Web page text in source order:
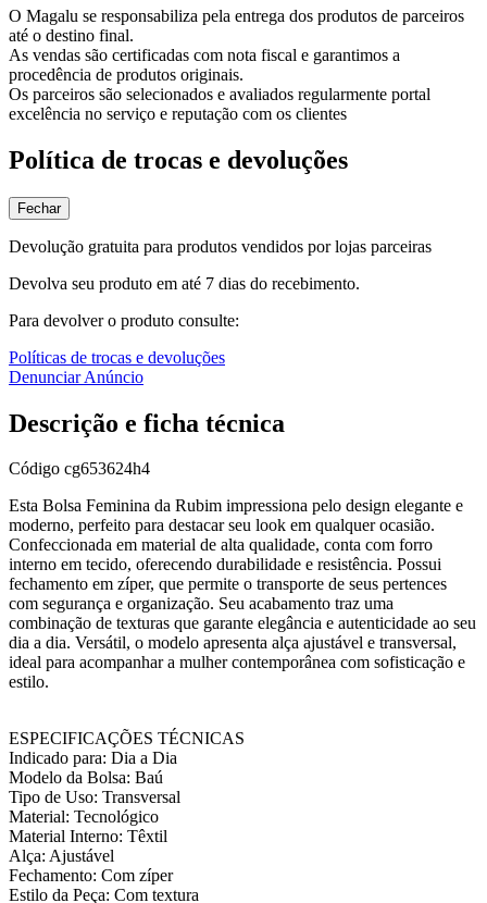
O Magalu se responsabiliza pela entrega dos produtos de parceiros
até o destino final.
As vendas são certificadas com nota fiscal e garantimos a
procedência de produtos originais.
Os parceiros são selecionados e avaliados regularmente portal
excelência no serviço e reputação com os clientes
Política de trocas e devoluções
Fechar
Devolução gratuita para produtos vendidos por lojas parceiras
Devolva seu produto em até 7 dias do recebimento.
Para devolver o produto consulte:
Políticas de trocas e devoluções
Denunciar Anúncio
Descrição e ficha técnica
Código cg653624h4
Esta Bolsa Feminina da Rubim impressiona pelo design elegante e
moderno, perfeito para destacar seu look em qualquer ocasião.
Confeccionada em material de alta qualidade, conta com forro
interno em tecido, oferecendo durabilidade e resistência. Possui
fechamento em zíper, que permite o transporte de seus pertences
com segurança e organização. Seu acabamento traz uma
combinação de texturas que garante elegância e autenticidade ao seu
dia a dia. Versátil, o modelo apresenta alça ajustável e transversal,
ideal para acompanhar a mulher contemporânea com sofisticação e
estilo.
ESPECIFICAÇÕES TÉCNICAS
Indicado para: Dia a Dia
Modelo da Bolsa: Baú
Tipo de Uso: Transversal
Material: Tecnológico
Material Interno: Têxtil
Alça: Ajustável
Fechamento: Com zíper
Estilo da Peça: Com textura